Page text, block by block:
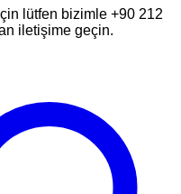
lütfen bizimle +90 212
iletişime geçin.